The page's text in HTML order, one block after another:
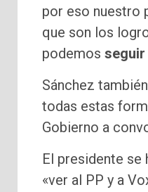
por eso nuestro
que son los
podemos seguir
Sánchez
todas estas
Gobierno a
El presidente se
«ver al PP y a